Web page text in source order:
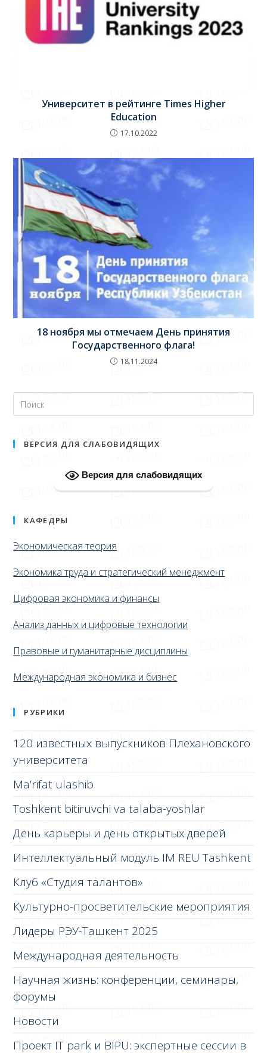
Университет в рейтинге Times Higher
Education
17.10.2022
18 ноября мы отмечаем День принятия
Государственного флага!
18.11.2024
ВЕРСИЯ ДЛЯ СЛАБОВИДЯЩИХ
Версия для слабовидящих
КАФЕДРЫ
Экономическая теория
Экономика труда и стратегический менеджмент
Цифровая экономика и финансы
Анализ данных и цифровые технологии
Правовые и гуманитарные дисциплины
Международная экономика и бизнес
РУБРИКИ
120 известных выпускников Плехановского
университета
Ma’rifat ulashib
Toshkent bitiruvchi va talaba-yoshlar
День карьеры и день открытых дверей
Интеллектуальный модуль IM REU Tashkent
Клуб «Студия талантов»
Культурно-просветительские мероприятия
Лидеры РЭУ-Ташкент 2025
Международная деятельность
Научная жизнь: конференции, семинары,
форумы
Новости
Проект IT park и BIPU: экспертные сессии в